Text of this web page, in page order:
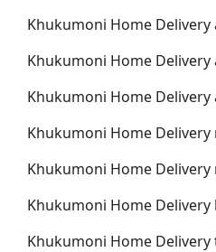
Khukumoni Home Delivery
Khukumoni Home Delivery
Khukumoni Home
Khukumoni Home Delivery
Khukumoni Home
Khukumoni Home Delivery
Khukumoni Home